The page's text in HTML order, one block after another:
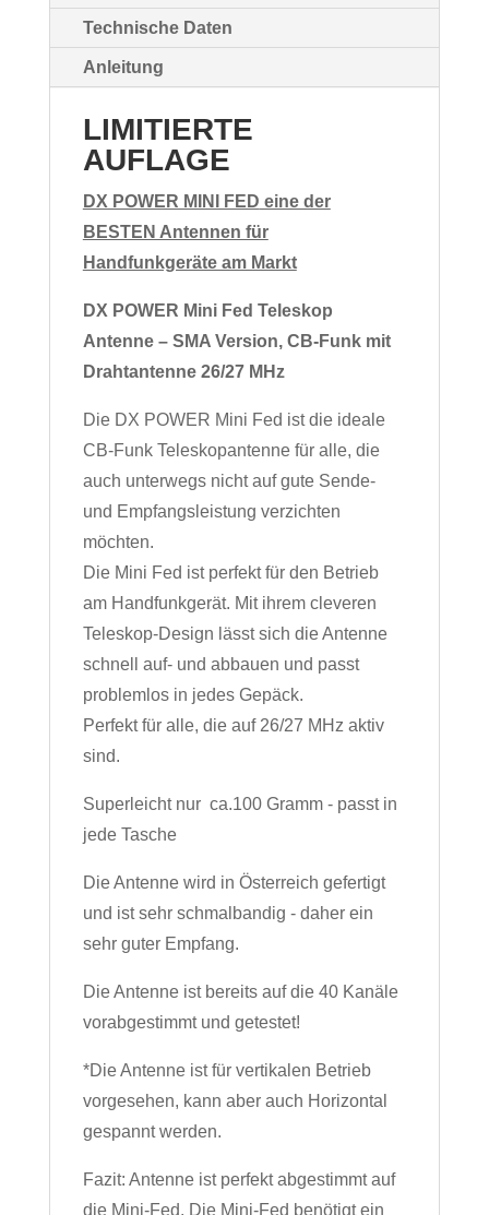
Technische Daten
Anleitung
LIMITIERTE
AUFLAGE
DX POWER MINI FED eine der
BESTEN Antennen für
Handfunkgeräte am Markt
DX POWER Mini Fed Teleskop
Antenne – SMA Version, CB-Funk mit
Drahtantenne 26/27 MHz
Die DX POWER Mini Fed ist die ideale
CB-Funk Teleskopantenne für alle, die
auch unterwegs nicht auf gute Sende-
und Empfangsleistung verzichten
möchten.
Die Mini Fed ist perfekt für den Betrieb
am Handfunkgerät. Mit ihrem cleveren
Teleskop-Design lässt sich die Antenne
schnell auf- und abbauen und passt
problemlos in jedes Gepäck.
Perfekt für alle, die auf 26/27 MHz aktiv
sind.
Superleicht nur ca.100 Gramm - passt in
jede Tasche
Die Antenne wird in Österreich gefertigt
und ist sehr schmalbandig - daher ein
sehr guter Empfang.
Die Antenne ist bereits auf die 40 Kanäle
vorabgestimmt und getestet!
*Die Antenne ist für vertikalen Betrieb
vorgesehen, kann aber auch Horizontal
gespannt werden.
Fazit: Antenne ist perfekt abgestimmt auf
die Mini-Fed. Die Mini-Fed benötigt ein